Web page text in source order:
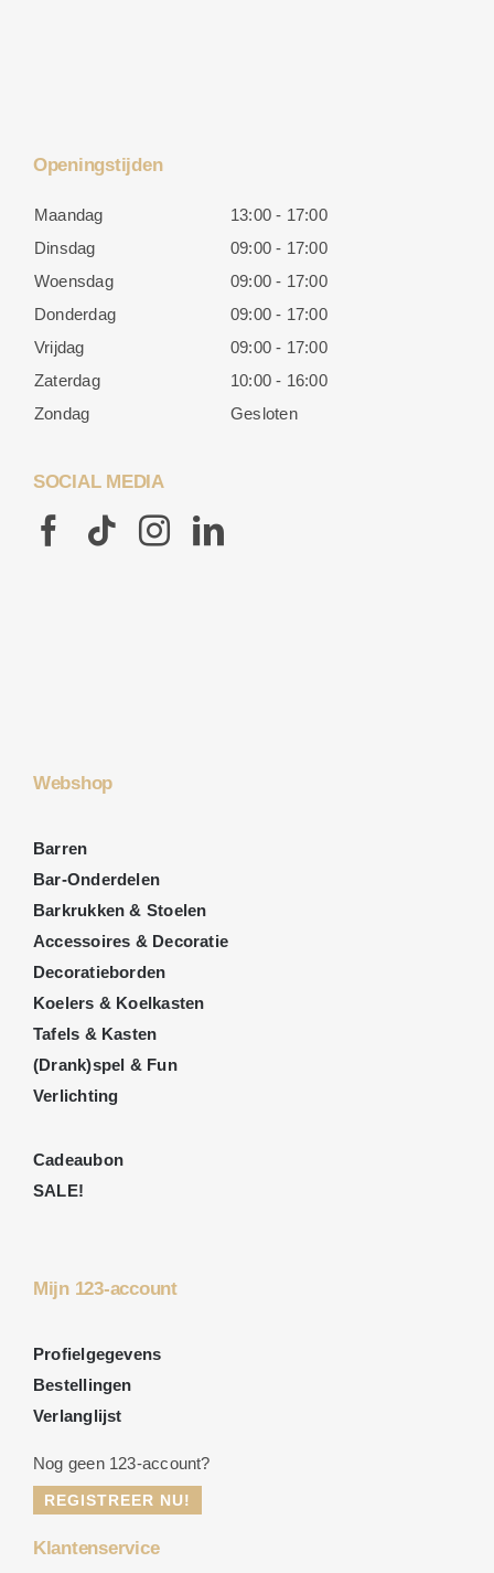
Openingstijden
Maandag
13:00 - 17:00
Dinsdag
09:00 - 17:00
Woensdag
09:00 - 17:00
Donderdag
09:00 - 17:00
Vrijdag
09:00 - 17:00
Zaterdag
10:00 - 16:00
Zondag
Gesloten
SOCIAL MEDIA
Webshop
Barren
Bar-Onderdelen
Barkrukken & Stoelen
Accessoires & Decoratie
Decoratieborden
Koelers & Koelkasten
Tafels & Kasten
(Drank)spel & Fun
Verlichting
Cadeaubon
SALE!
Mijn 123-account
Profielgegevens
Bestellingen
Verlanglijst
Nog geen 123-account?
REGISTREER NU!
Klantenservice